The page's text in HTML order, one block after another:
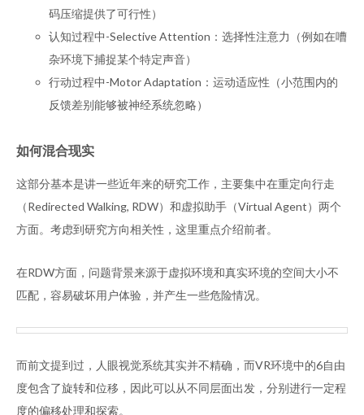
码压缩提供了可行性）
认知过程中-Selective Attention：选择性注意力（例如在嘈
杂环境下捕捉某个特定声音）
行动过程中-Motor Adaptation：运动适应性（小范围内的
反馈差别能够被神经系统忽略）
如何混合现实
这部分基本是讲一些近年来的研究工作，主要集中在重定向行走
（Redirected Walking, RDW）和虚拟助手（Virtual Agent）两个
方面。考虑到研究方向相关性，这里重点介绍前者。
在RDW方面，问题背景来源于虚拟环境和真实环境的空间大小不
匹配，容易破坏用户体验，并产生一些危险情况。
而前文提到过，人眼视觉系统其实并不精确，而VR环境中的6自由
度包含了旋转和位移，因此可以从不同层面出发，分别进行一定程
度的偏移处理和探索。